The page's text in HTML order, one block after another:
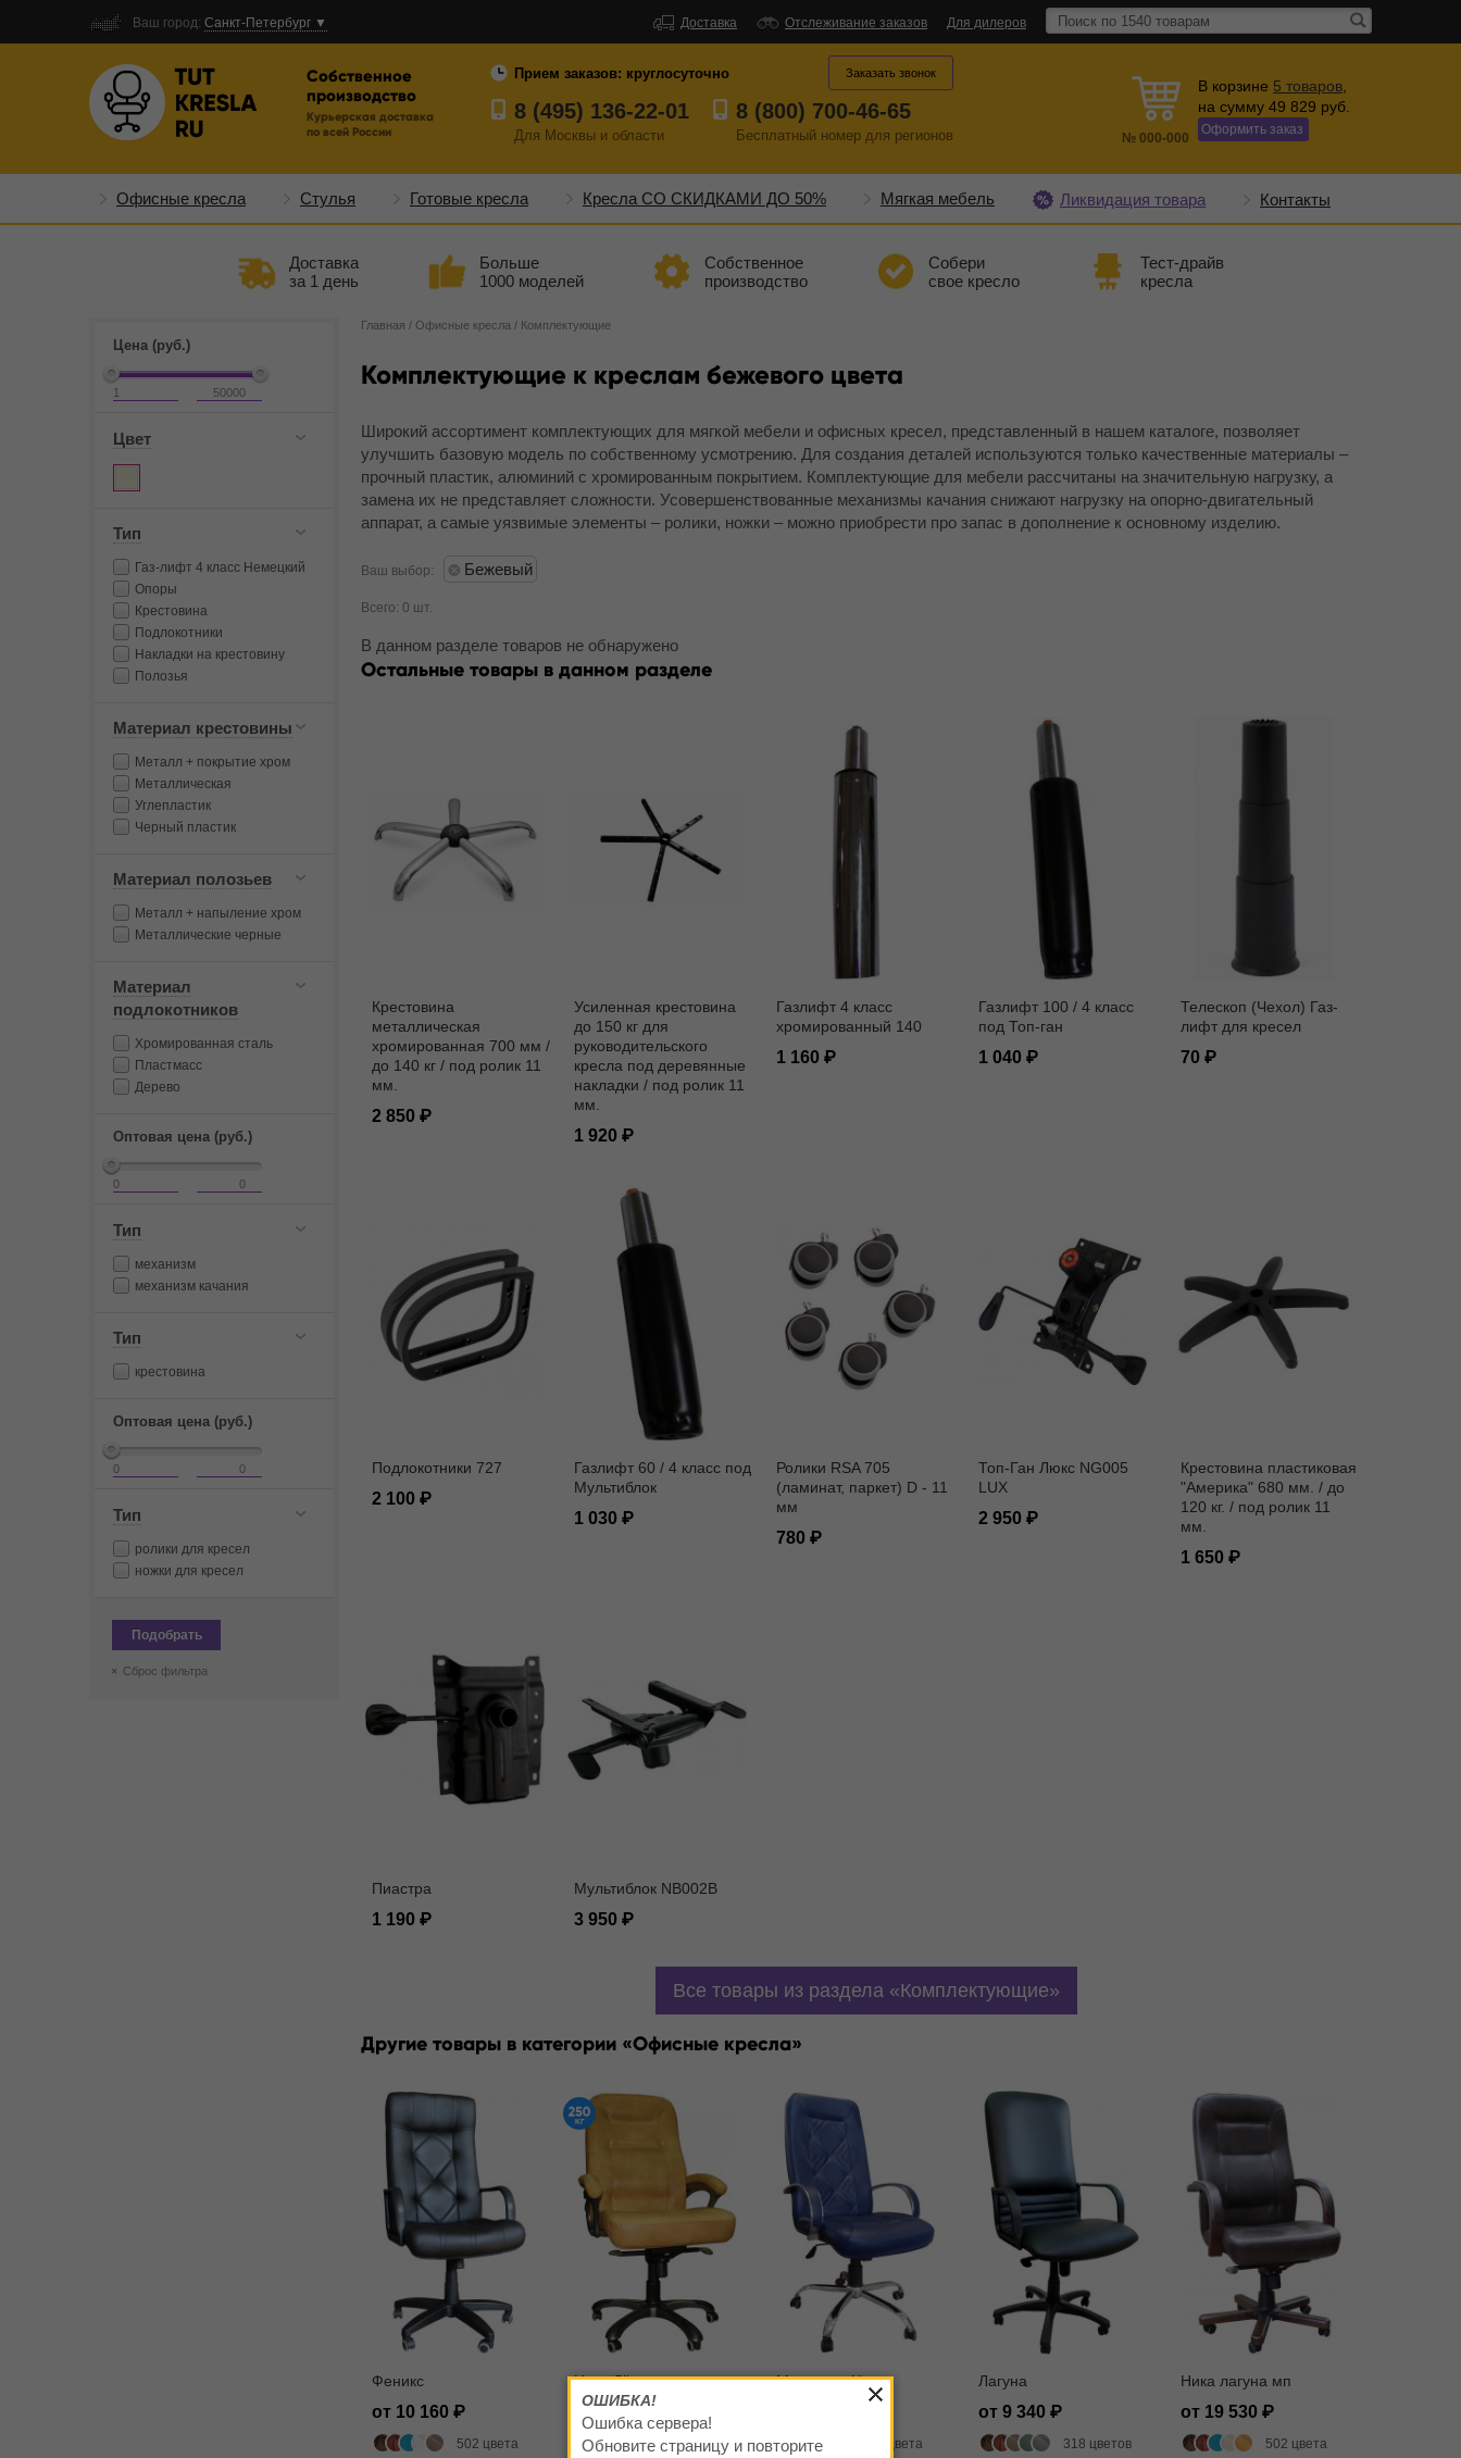
Ваш город: Санкт-Петербург ▼ Доставка Отслеживание заказов Для дилеров
Собственное
производство
Курьерская доставка
по всей России
Прием заказов: круглосуточно
8 (495) 136-22-01
Для Москвы и области
8 (800) 700-46-65
Бесплатный номер для регионов
Заказать звонок
№ 000-000
В корзине 5 товаров
на сумму 49 829 руб.
Оформить заказ
Офисные кресла Стулья Готовые кресла Кресла СО СКИДКАМИ ДО 50% Мягкая мебель Ликвидация товара Контакты
Доставка
за 1 день
Больше
1000 моделей
Собственное
производство
Собери
свое кресло
Тест-драйв
кресла
Цена (руб.)
Цвет
Тип
Газ-лифт 4 класс Немецкий
Опоры
Крестовина
Подлокотники
Накладки на крестовину
Полозья
Материал крестовины
Металл + покрытие хром
Металлическая
Углепластик
Черный пластик
Материал полозьев
Металл + напыление хром
Металлические черные
Материал
подлокотников
Хромированная сталь
Пластмасс
Дерево
Оптовая цена (руб.)
Тип
механизм
механизм качания
Тип
крестовина
Оптовая цена (руб.)
Тип
ролики для кресел
ножки для кресел
Подобрать
Сброс фильтра
Главная / Офисные кресла / Комплектующие
Комплектующие к креслам бежевого цвета
Широкий ассортимент комплектующих для мягкой мебели и офисных кресел, представленный в нашем каталоге, позволяет
улучшить базовую модель по собственному усмотрению. Для создания деталей используются только качественные материалы –
прочный пластик, алюминий с хромированным покрытием. Комплектующие для мебели рассчитаны на значительную нагрузку, а
замена их не представляет сложности. Усовершенствованные механизмы качания снижают нагрузку на опорно-двигательный
аппарат, а самые уязвимые элементы – ролики, ножки – можно приобрести про запас в дополнение к основному изделию.
Ваш выбор: Бежевый
Всего: 0 шт.
В данном разделе товаров не обнаружено
Остальные товары в данном разделе
Крестовина
металлическая
хромированная 700 мм /
до 140 кг / под ролик 11
мм.
2 850
Усиленная крестовина
до 150 кг для
руководительского
кресла под деревянные
накладки / под ролик 11
мм.
1 920
Газлифт 4 класс
хромированный 140
1 160
Газлифт 100 / 4 класс
под Топ-ган
1 040
Телескоп (Чехол) Газ-
лифт для кресел
70
Подлокотники 727
2 100
Газлифт 60 / 4 класс под
Мультиблок
1 030
Ролики RSA 705
(ламинат, паркет) D - 11
мм
780
Топ-Ган Люкс NG005
LUX
2 950
Крестовина пластиковая
"Америка" 680 мм. / до
120 кг. / под ролик 11
мм.
1 650
Пиастра
1 190
Мультиблок NB002B
3 950
Все товары из раздела Комплектующие
Другие товары в категории Офисные кресла
Феникс
от 10 160
502 цвета
Ника Silver
от 17 020
502 цвета
Магеллан Хром
502 цвета
Лагуна
от 9 340
318 цветов
Ника лагуна мп
от 19 530
502 цвета
ОШИБКА!
Ошибка сервера!
Обновите страницу и повторите